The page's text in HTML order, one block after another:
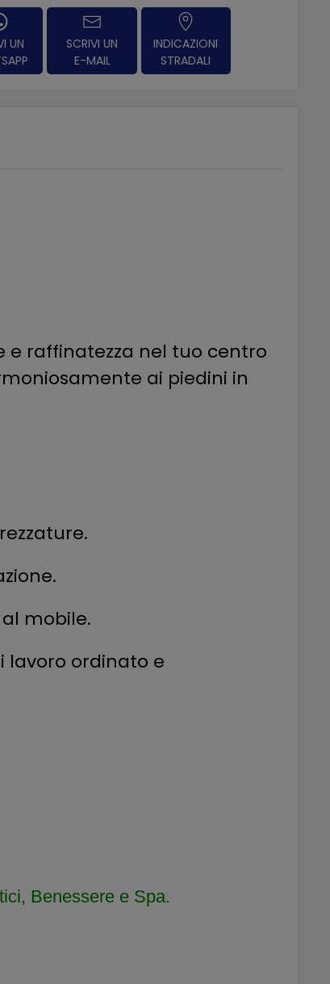
UN
SCRIVI UN
E-MAIL
INDICAZIONI
STRADALI
raffinatezza nel tuo centro
ai piedini in
mobile.
lavoro ordinato e
Benessere e Spa.